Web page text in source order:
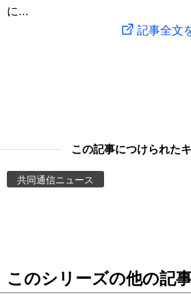
People
に...
記事全文
この記事につけられた
共同通信ニュース
このシリーズの他の記